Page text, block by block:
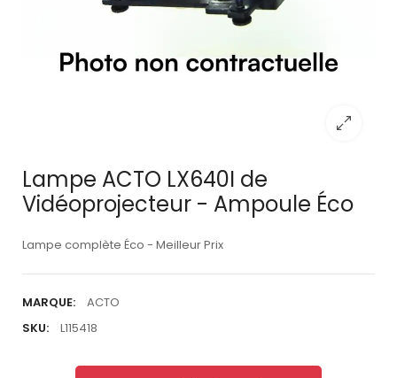
Lampe ACTO LX640I de
Vidéoprojecteur - Ampoule Éco
Lampe complète Éco - Meilleur Prix
MARQUE:
ACTO
SKU:
L115418